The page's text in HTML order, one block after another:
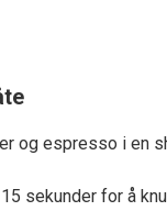
og espresso i en
sekunder for å